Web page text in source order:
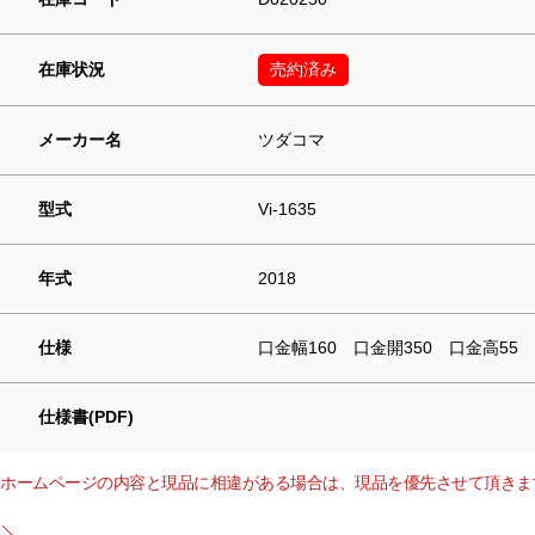
在庫状況 売約済み
メーカー名 ツダコマ
型式 Vi-1635
年式 2018
仕様 口金幅160 口金開350 口金高55
仕様書(PDF)
ホームページの内容と現品に相違がある場合は、現品を優先させて頂きま